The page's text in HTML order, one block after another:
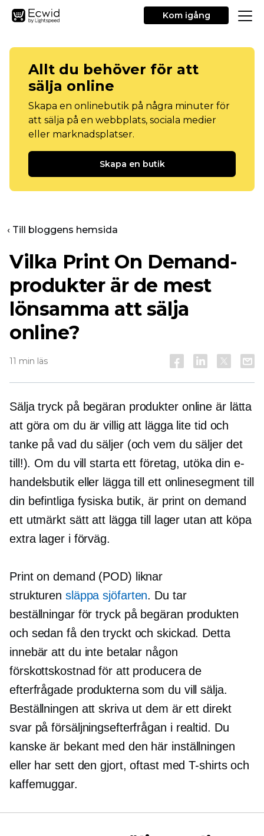
Kom igång
Allt du behöver för att
sälja online
Skapa en onlinebutik på några minuter för
att sälja på en webbplats, sociala medier
eller marknadsplatser.
Skapa en butik
‹ Till bloggens hemsida
Vilka Print On Demand-
produkter är de mest
lönsamma att sälja
online?
11 min läs
Säljatryck på begäran produkter online är lätta
att göra om du är villig att lägga lite tid och
tanke på vad du säljer (och vem du säljer det
till!). Om du vill starta ett företag, utöka din e-
handelsbutik eller lägga till ett onlinesegment till
din befintliga fysiska butik, är print on demand
ett utmärkt sätt att lägga till lager utan att köpa
extra lager i förväg.
Print on demand (POD) liknar
strukturen släppa sjöfarten. Du tar
beställningar förtryck på begäran produkten
och sedan få den tryckt och skickad. Detta
innebär att du inte betalar någon
förskottskostnad för att producera de
efterfrågade produkterna som du vill sälja.
Beställningen att skriva ut dem är ett direkt
svar på försäljningsefterfrågan i realtid. Du
kanske är bekant med den här inställningen
eller har sett den gjort, oftast medT-shirtsoch
kaffemuggar.